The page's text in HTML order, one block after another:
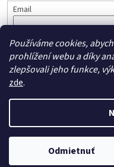
Používáme cookies,
prohlížení webu a díky
zlepšovali jeho funkce,
zde.
Odmietnuť
Email
údajov.
PRIHLÁSIŤ SA
Copyright 2026